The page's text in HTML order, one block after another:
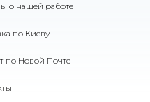
о нашей работе
по Киеву
по Новой Почте